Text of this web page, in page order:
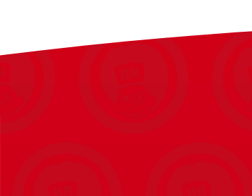
Opladningstid: 4–6 timer